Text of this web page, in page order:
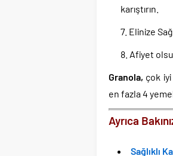
karıştırın.
Elinize
Afiyet
Granola, çok iyi
en fazla 4
Ayrıca
Sağlıklı